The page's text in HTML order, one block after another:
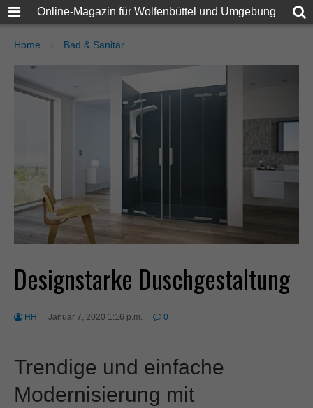
Online-Magazin für Wolfenbüttel und Umgebung
Home Bad & Sanitär
Designstarke Duschgestaltung
HH Januar 7, 2020 1:16 p.m. 0
Trendige und einfache
Modernisierung mit